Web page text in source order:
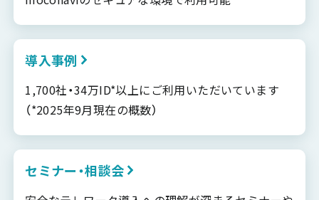
導入事例
1,700社・34万ID*以上にご利用いただいています
（*2025年9月現在の概数）
セミナー・相談会